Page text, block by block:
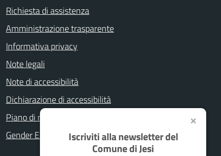
Richiesta di assistenza
Amministrazione trasparente
Informativa privacy
Note legali
Note di accessibilità
Dichiarazione di accessibilità
Piano di miglioramento del sito
Gender Equity PlanIscriviti alla newsletter del
Comune di Jesi